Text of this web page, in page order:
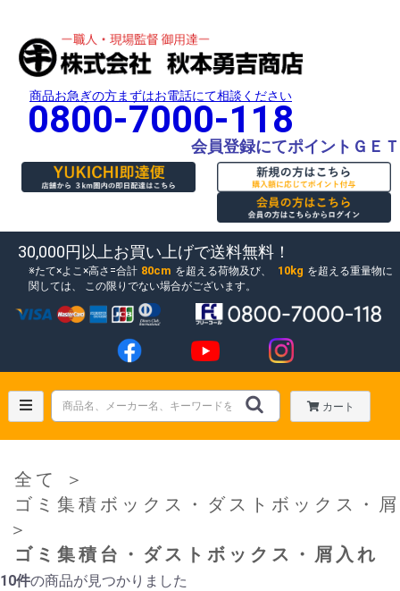
商品お急ぎの方まずはお電話にて相談ください
0800-7000-118
会員登録にてポイントＧＥＴ
30,000円以上お買い上げで送料無料！
たて×よこ×高さ=合計 80cm を超える荷物及び、 10kg を超える重量物に
関しては、
この限りでない場合がございます。
カート
全て
＞
ゴミ集積ボックス・ダストボックス・
＞
ゴミ集積台・ダストボックス・屑入れ
10件の商品が見つかりました